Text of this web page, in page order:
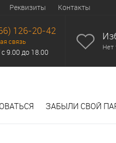
Реквизиты Контакты
126-20-42
связь
9.00 до 18.00
Нет
ЗАБЫЛИ СВОЙ